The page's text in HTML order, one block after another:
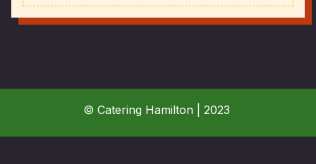
© Catering Hamilton | 2023